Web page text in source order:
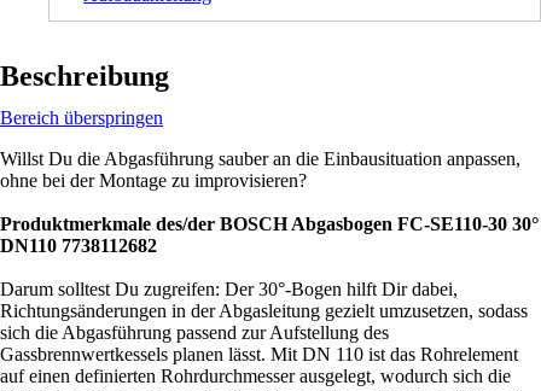
Beschreibung
Bereich überspringen
Willst Du die Abgasführung sauber an die Einbausituation anpassen,
ohne bei der Montage zu improvisieren?
Produktmerkmale des/der BOSCH Abgasbogen FC-SE110-30 30°
DN110 7738112682
Darum solltest Du zugreifen: Der 30°-Bogen hilft Dir dabei,
Richtungsänderungen in der Abgasleitung gezielt umzusetzen, sodass
sich die Abgasführung passend zur Aufstellung des
Gassbrennwertkessels planen lässt. Mit DN 110 ist das Rohrelement
auf einen definierten Rohrdurchmesser ausgelegt, wodurch sich die